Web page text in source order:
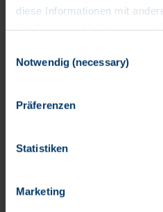
diese Informationen mit
Bitte wählen Sie Ihre
entsprechende
Einwilligung jederzeit
diesen Banner wieder
Einstellungen vornehmen.
Verwendung von Cookies und
Notwendig (necessary)
Präferenzen
Statistiken
Marketing
People Lead *
BTC IT Services GmbH